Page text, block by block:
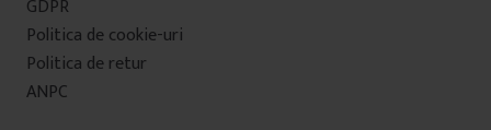
GDPR
Politica de cookie-uri
Politica de retur
ANPC